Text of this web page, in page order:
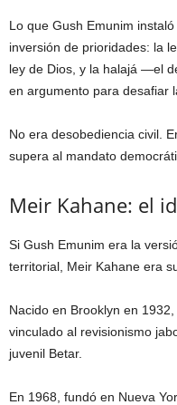
Lo que Gush Emunim
inversión de prioridades: la
ley de Dios, y la halajá —el
en argumento para desafiar
No era desobediencia civil.
supera al mandato
Meir Kahane: el
Si Gush Emunim era la
territorial, Meir Kahane era
Nacido en Brooklyn en
vinculado al revisionismo
juvenil Betar.
En 1968, fundó en Nueva